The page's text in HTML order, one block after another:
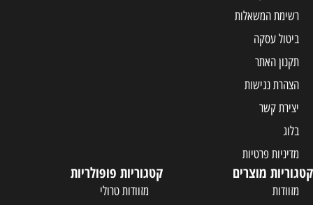
רשימת המשאלות
ביטול עסקה
תקנון האתר
הצהרת נגישות
יצירת קשר
בלוג
מדיניות פרטיות
קטגוריות מוצרים
מזוודות
קטגוריות פופולריות
מזוודות טרולי